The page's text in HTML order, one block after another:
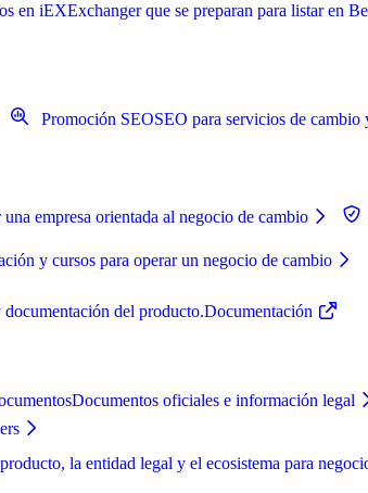
en iEXExchanger que se preparan para listar en
Promoción SEOSEO para servicios de
empresa orientada al negocio de cambio
y cursos para operar un negocio de cambio
del producto.Documentación
Documentos oficiales e información legal
la entidad legal y el ecosistema para